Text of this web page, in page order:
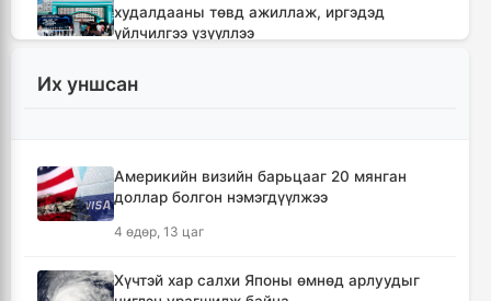
худалдааны төвд ажиллаж, иргэдэд
үйлчилгээ үзүүллээ
9 цаг, 59 минут
дамжуулалтын үеэр буудуулж амиа алджээ
10 цаг, 26 минут
Их уншсан
Америкийн визийн барьцааг 20 мянган
доллар болгон нэмэгдүүлжээ
4 өдөр, 13 цаг
Хүчтэй хар салхи Японы өмнөд арлуудыг